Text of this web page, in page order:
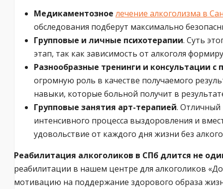
Медикаментозное лечение алкоголизма в
обследования подберут максимально
Групповые и личные психотерапии. Суть
этап, так как зависимость от алкоголя
Разнообразные тренинги и консультации с
огромную роль в качестве получаемого
навыки, которые больной получит в
Групповые занятия арт-терапией. Отличный
интенсивного процесса выздоровления и
удовольствие от каждого дня жизни без
Реабилитация алкоголиков в СПб длится не
реабилитации в нашем центре для алкоголиков
мотивацию на поддержание здорового образа